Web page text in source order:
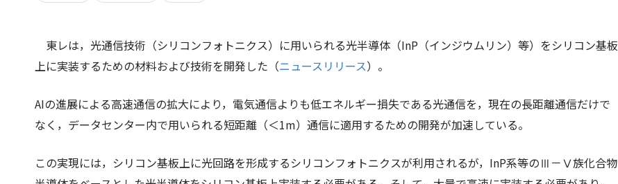
東レは，光通信技術（シリコンフォトニクス）に用いられる光半導体（InP（インジウムリン）等）をシリコン基板
上に実装するための材料および技術を開発した（ニュースリリース）。
AIの進展による高速通信の拡大により，電気通信よりも低エネルギー損失である光通信を，現在の長距離通信だけで
なく，データセンター内で用いられる短距離（＜1m）通信に適用するための開発が加速している。
この実現には，シリコン基板上に光回路を形成するシリコンフォトニクスが利用されるが，InP系等のⅢ－Ⅴ族化合物